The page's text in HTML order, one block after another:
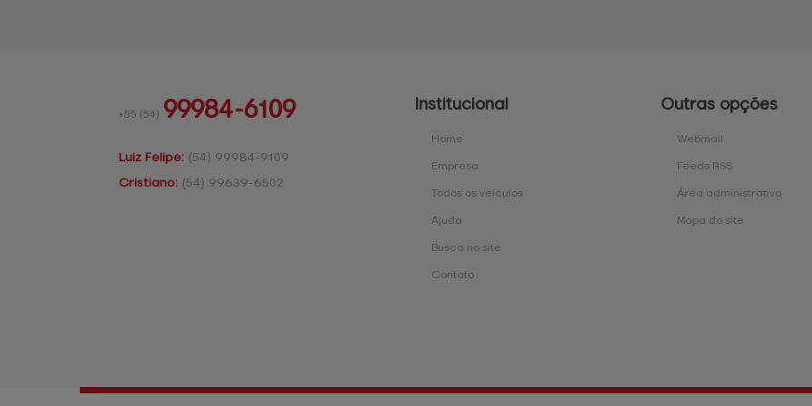
+55 (54) 99984-6109
Luiz Felipe: (54) 99984-9109
Cristiano: (54) 99639-6502
Institucional
Home
Empresa
Todos os veículos
Ajuda
Busca no site
Contato
Outras opções
Webmail
Feeds RSS
Área administrativa
Mapa do site